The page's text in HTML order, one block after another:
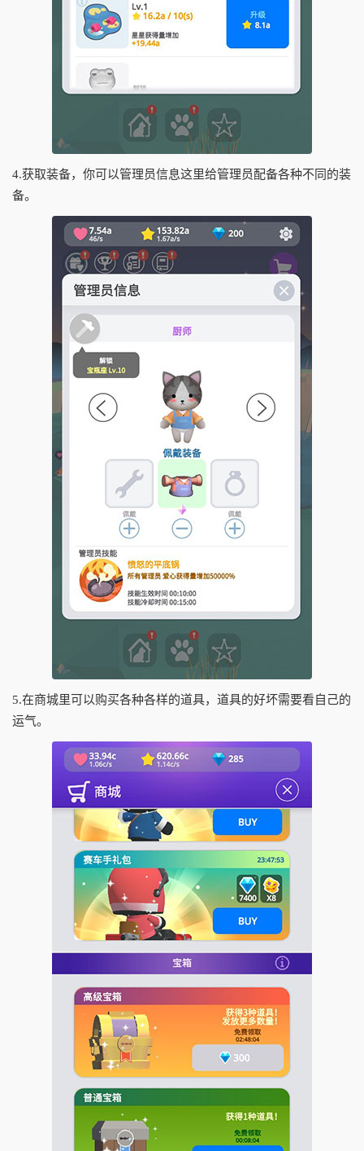
4.获取装备，你可以管理员信息这里给管理员配备各种不同的装
备。
5.在商城里可以购买各种各样的道具，道具的好坏需要看自己的
运气。